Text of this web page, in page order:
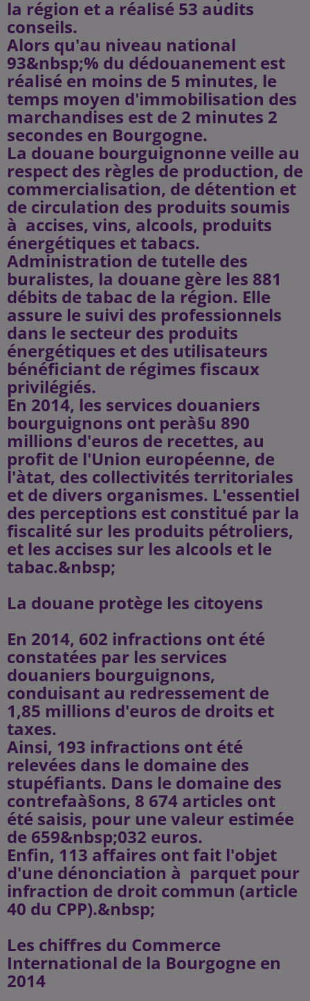
la région et a réalisé 53 audits
conseils.
Alors qu'au niveau national
93&nbsp;% du dédouanement est
réalisé en moins de 5 minutes, le
temps moyen d'immobilisation des
marchandises est de 2 minutes 2
secondes en Bourgogne.
La douane bourguignonne veille au
respect des règles de production, de
commercialisation, de détention et
de circulation des produits soumis
à accises, vins, alcools, produits
énergétiques et tabacs.
Administration de tutelle des
buralistes, la douane gère les 881
débits de tabac de la région. Elle
assure le suivi des professionnels
dans le secteur des produits
énergétiques et des utilisateurs
bénéficiant de régimes fiscaux
privilégiés.
En 2014, les services douaniers
bourguignons ont perà§u 890
millions d'euros de recettes, au
profit de l'Union européenne, de
l'àtat, des collectivités territoriales
et de divers organismes. L'essentiel
des perceptions est constitué par la
fiscalité sur les produits pétroliers,
et les accises sur les alcools et le
tabac.&nbsp;
La douane protège les citoyens
En 2014, 602 infractions ont été
constatées par les services
douaniers bourguignons,
conduisant au redressement de
1,85 millions d'euros de droits et
taxes.
Ainsi, 193 infractions ont été
relevées dans le domaine des
stupéfiants. Dans le domaine des
contrefaà§ons, 8 674 articles ont
été saisis, pour une valeur estimée
de 659&nbsp;032 euros.
Enfin, 113 affaires ont fait l'objet
d'une dénonciation à parquet pour
infraction de droit commun (article
40 du CPP).&nbsp;
Les chiffres du Commerce
International de la Bourgogne en
2014